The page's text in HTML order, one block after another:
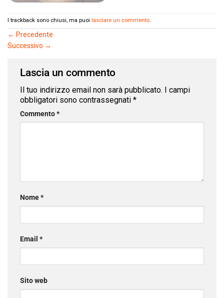
I trackback sono chiusi, ma puoi lasciare un commento.
← Precedente
Successivo →
Lascia un commento
Il tuo indirizzo email non sarà pubblicato. I campi
obbligatori sono contrassegnati *
Commento*
Nome*
Email *
Sito web